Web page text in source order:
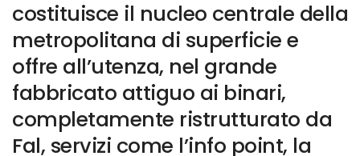
costituisce il nucleo centrale della
metropolitana di superficie e
offre all’utenza, nel grande
fabbricato attiguo ai binari,
completamente ristrutturato da
Fal, servizi come l’info point, la